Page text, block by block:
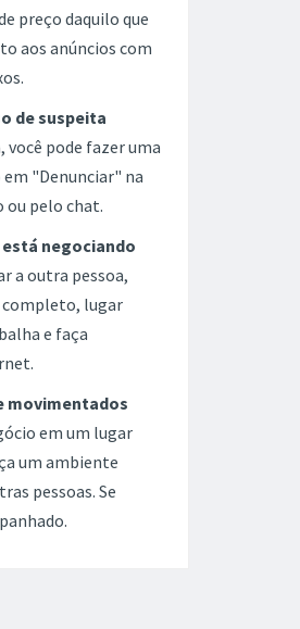
preço daquilo que
aos anúncios com
de suspeita
você pode fazer uma
"Denunciar" na
ou pelo chat.
negociando
a outra pessoa,
lugar
e faça
movimentados
em um lugar
um ambiente
pessoas. Se